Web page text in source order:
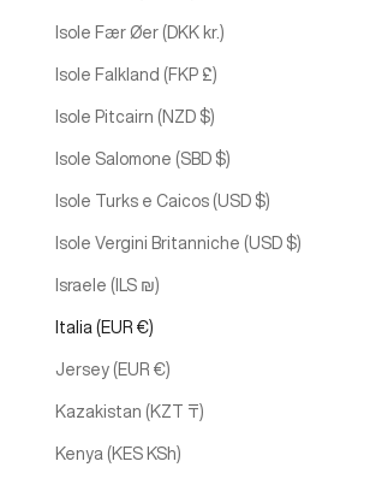
Isole Fær Øer (DKK kr.)
Isole Falkland (FKP £)
Isole Pitcairn (NZD $)
Isole Salomone (SBD $)
Isole Turks e Caicos (USD $)
Isole Vergini Britanniche (USD $)
Israele (ILS ₪)
Italia (EUR €)
Jersey (EUR €)
Kazakistan (KZT ₸)
Kenya (KES KSh)